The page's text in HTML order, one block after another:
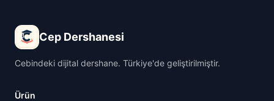
Cep Dershanesi
Cebindeki dijital dershane. Türkiye'de geliştirilmiştir.
Ürün